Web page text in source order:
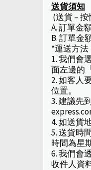
送貨須知
(送貨 –
A. 訂單金
B. 訂單金
*運送方法
1. 我們會
面左邊的
2. 如客人
位置。
3. 建議先
4. 如送貨
5. 送貨時
時間為星
6. 我們會
收件人資